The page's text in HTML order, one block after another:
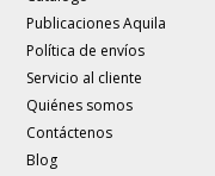
Publicaciones Aquila
Política de envíos
Servicio al cliente
Quiénes somos
Contáctenos
Blog